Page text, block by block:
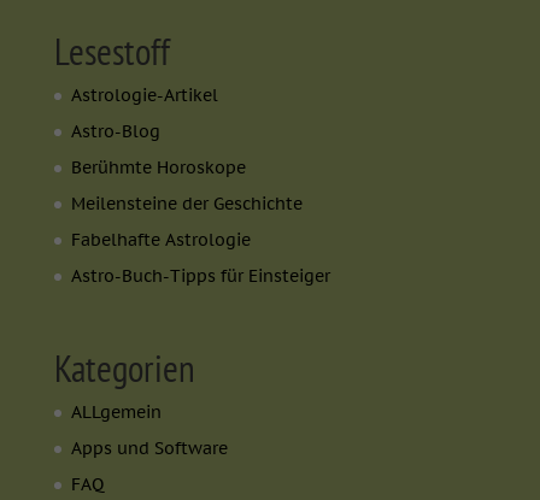
Lesestoff
Astrologie-Artikel
Astro-Blog
Berühmte Horoskope
Meilensteine der Geschichte
Fabelhafte Astrologie
Astro-Buch-Tipps für Einsteiger
Kategorien
ALLgemein
Apps und Software
FAQ